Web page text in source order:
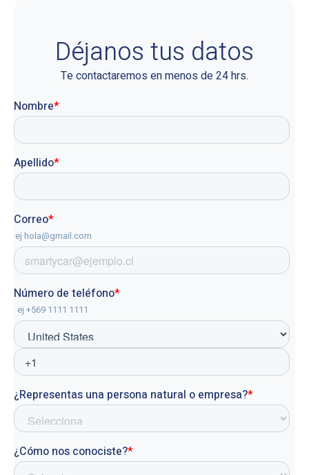
Déjanos tus datos
Te contactaremos en menos de 24 hrs.